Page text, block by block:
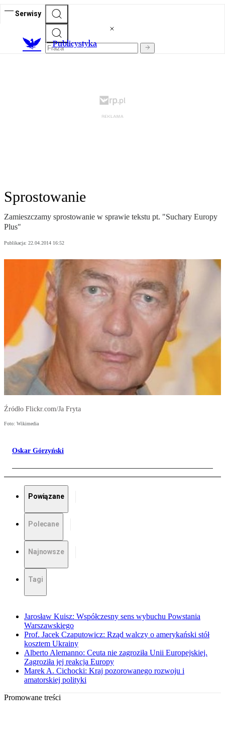
Serwisy
Publicystyka
Sprostowanie
Zamieszczamy sprostowanie w sprawie tekstu pt. "Suchary Europy
Plus"
Publikacja: 22.04.2014 16:52
Źródło Flickr.com/Ja Fryta
Foto: Wikimedia
Oskar Górzyński
Powiązane
Polecane
Najnowsze
Tagi
Jarosław Kuisz: Współczesny sens wybuchu Powstania
Warszawskiego
Prof. Jacek Czaputowicz: Rząd walczy o amerykański stół
kosztem Ukrainy
Alberto Alemanno: Ceuta nie zagroziła Unii Europejskiej.
Zagroziła jej reakcja Europy
Marek A. Cichocki: Kraj pozorowanego rozwoju i
amatorskiej polityki
Promowane treści